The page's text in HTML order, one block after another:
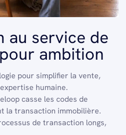
au service de
ambition
pour simplifier la vente,
humaine.
casse les codes de
la transaction immobilière.
de transaction longs,